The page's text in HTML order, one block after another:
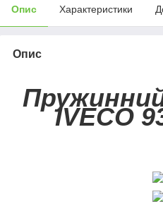
Опис Характеристики
Опис
IVECO